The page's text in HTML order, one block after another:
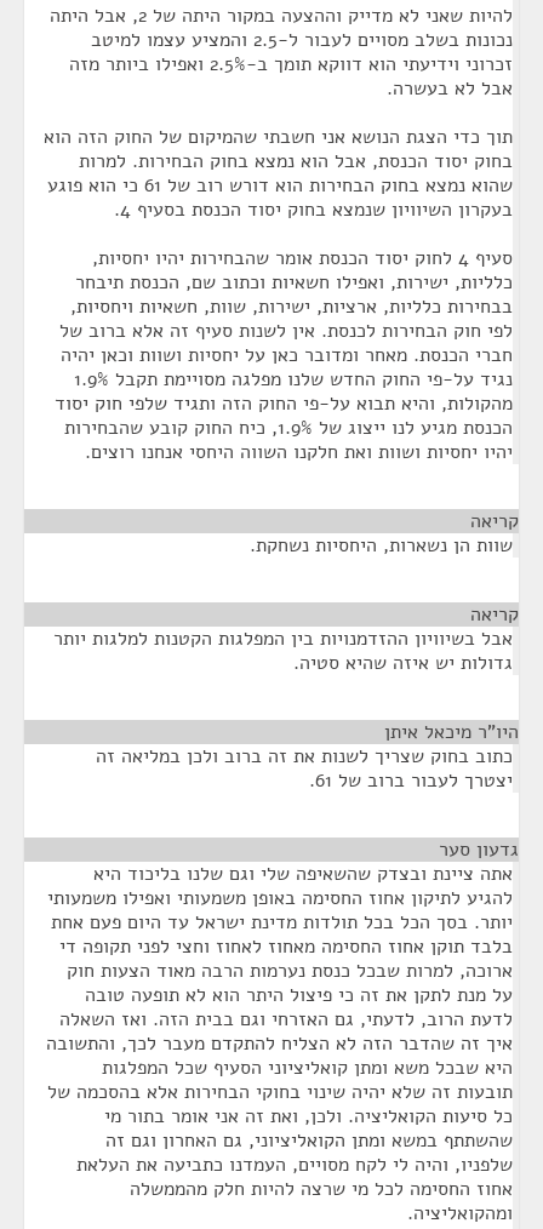
להיות שאני לא מדייק וההצעה במקור היתה של 2, אבל היתה
נכונות בשלב מסויים לעבור ל-2.5 והמציע עצמו למיטב
זכרוני וידיעתי הוא דווקא תומך ב-2.5% ואפילו ביותר מזה
אבל לא בעשרה.
תוך כדי הצגת הנושא אני חשבתי שהמיקום של החוק הזה הוא
בחוק יסוד הכנסת, אבל הוא נמצא בחוק הבחירות. למרות
שהוא נמצא בחוק הבחירות הוא דורש רוב של 61 כי הוא פוגע
בעקרון השיוויון שנמצא בחוק יסוד הכנסת בסעיף 4.
סעיף 4 לחוק יסוד הכנסת אומר שהבחירות יהיו יחסיות,
כלליות, ישירות, ואפילו חשאיות וכתוב שם, הכנסת תיבחר
בבחירות כלליות, ארציות, ישירות, שוות, חשאיות ויחסיות,
לפי חוק הבחירות לכנסת. אין לשנות סעיף זה אלא ברוב של
חברי הכנסת. מאחר ומדובר כאן על יחסיות ושוות וכאן יהיה
נגיד על-פי החוק החדש שלנו מפלגה מסויימת תקבל 1.9%
מהקולות, והיא תבוא על-פי החוק הזה ותגיד שלפי חוק יסוד
הכנסת מגיע לנו ייצוג של 1.9%, כיח החוק קובע שהבחירות
יהיו יחסיות ושוות ואת חלקנו השווה היחסי אנחנו רוצים.
קריאה
שוות הן נשארות, היחסיות נשחקת.
קריאה
אבל בשיוויון ההזדמנויות בין המפלגות הקטנות למלגות יותר
גדולות יש איזה שהיא סטיה.
היו"ר מיכאל איתן
כתוב בחוק שצריך לשנות את זה ברוב ולכן במליאה זה
יצטרך לעבור ברוב של 61.
גדעון סער
אתה ציינת ובצדק שהשאיפה שלי וגם שלנו בליכוד היא
להגיע לתיקון אחוז החסימה באופן משמעותי ואפילו משמעותי
יותר. בסך הכל בכל תולדות מדינת ישראל עד היום פעם אחת
בלבד תוקן אחוז החסימה מאחוז לאחוז וחצי לפני תקופה די
ארוכה, למרות שבכל כנסת נערמות הרבה מאוד הצעות חוק
על מנת לתקן את זה כי פיצול היתר הוא לא תופעה טובה
לדעת הרוב, לדעתי, גם האזרחי וגם בבית הזה. ואז השאלה
איך זה שהדבר הזה לא הצליח להתקדם מעבר לכך, והתשובה
היא שבכל משא ומתן קואליציוני הסעיף שכל המפלגות
תובעות זה שלא יהיה שינוי בחוקי הבחירות אלא בהסכמה של
כל סיעות הקואליציה. ולכן, ואת זה אני אומר בתור מי
שהשתתף במשא ומתן הקואליציוני, גם האחרון וגם זה
שלפניו, והיה לי לקח מסויים, העמדנו כתביעה את העלאת
אחוז החסימה לכל מי שרצה להיות חלק מהממשלה
ומהקואליציה.